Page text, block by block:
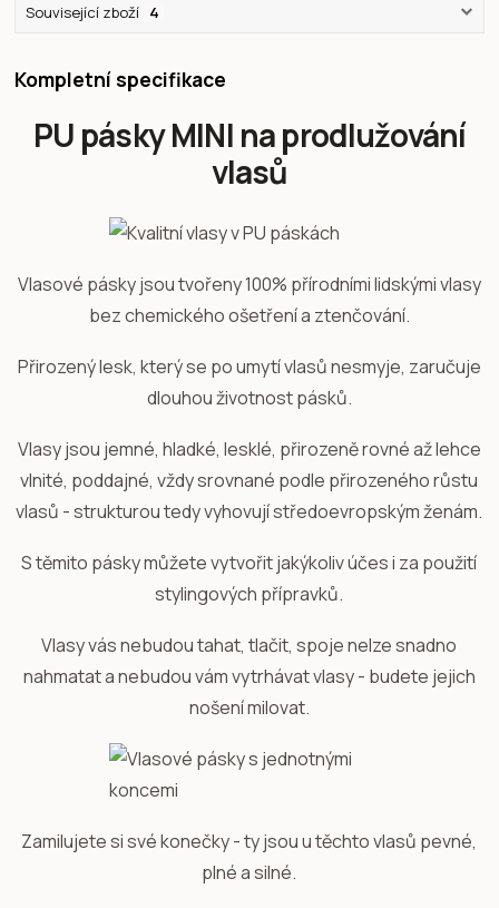
Související zboží 4
Kompletní specifikace
PU pásky MINI na prodlužování
vlasů
Vlasové pásky jsou tvořeny 100% přírodními lidskými vlasy
bez chemického ošetření a ztenčování.
Přirozený lesk, který se po umytí vlasů nesmyje, zaručuje
dlouhou životnost pásků.
Vlasy jsou jemné, hladké, lesklé, přirozeně rovné až lehce
vlnité, poddajné, vždy srovnané podle přirozeného růstu
vlasů - strukturou tedy vyhovují středoevropským ženám.
S těmito pásky můžete vytvořit jakýkoliv účes i za použití
stylingových přípravků.
Vlasy vás nebudou tahat, tlačit, spoje nelze snadno
nahmatat a nebudou vám vytrhávat vlasy - budete jejich
nošení milovat.
Zamilujete si své konečky - ty jsou u těchto vlasů pevné,
plné a silné.